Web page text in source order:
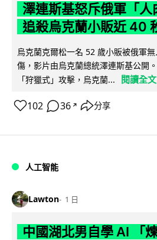
澤連斯基怒斥俄軍「人
追殺烏克蘭小販近 40
烏克蘭克爾松一名 52 歲小販被俄軍
傷，影片由烏克蘭總統澤連斯基公開
「狩獵式」攻擊，烏克蘭...
閱讀全文
102 36 ↗ 分享
人工智能
Lawton 1 日
中國湖北男自學 AI 「